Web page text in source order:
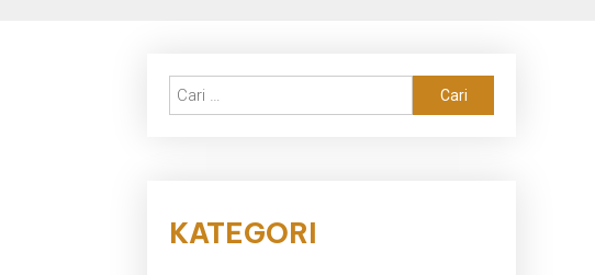
Cari
untuk:
KATEGORI